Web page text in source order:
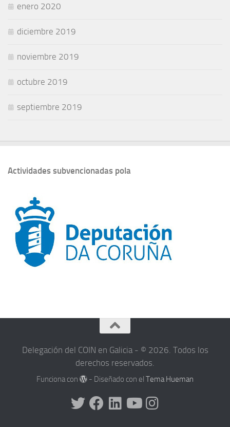
enero 2020
diciembre 2019
noviembre 2019
octubre 2019
septiembre 2019
Actividades subvencionadas pola
Delegación del COIN en Galicia - © 2026. Todos los
derechos reservados.
Funciona con - Diseñado con el Tema Hueman